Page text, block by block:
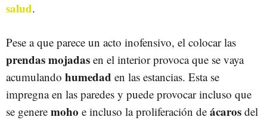
salud.
Pese a que parece un acto inofensivo, el colocar las
prendas mojadas en el interior provoca que se vaya
acumulando humedad en las estancias. Esta se
impregna en las paredes y puede provocar incluso que
se genere moho e incluso la proliferación de ácaros del